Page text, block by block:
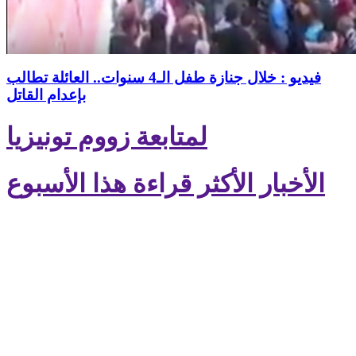
فيديو : خلال جنازة طفل الـ4 سنوات.. العائلة تطالب
بإعدام القاتل
لمتابعة زووم تونيزيا
الأخبار الأكثر قراءة هذا الأسبوع